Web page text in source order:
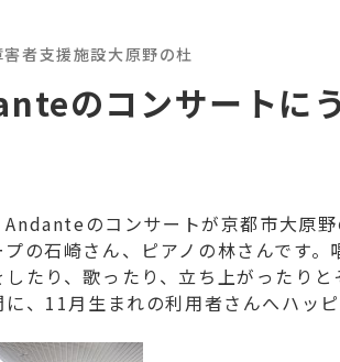
害者支援施設大原野の杜
のコンサートに
のコンサートが京都市大原野
の石崎さん、ピアノの林さんです
たり、歌ったり、立ち上がったり
、11月生まれの利用者さんへハッ